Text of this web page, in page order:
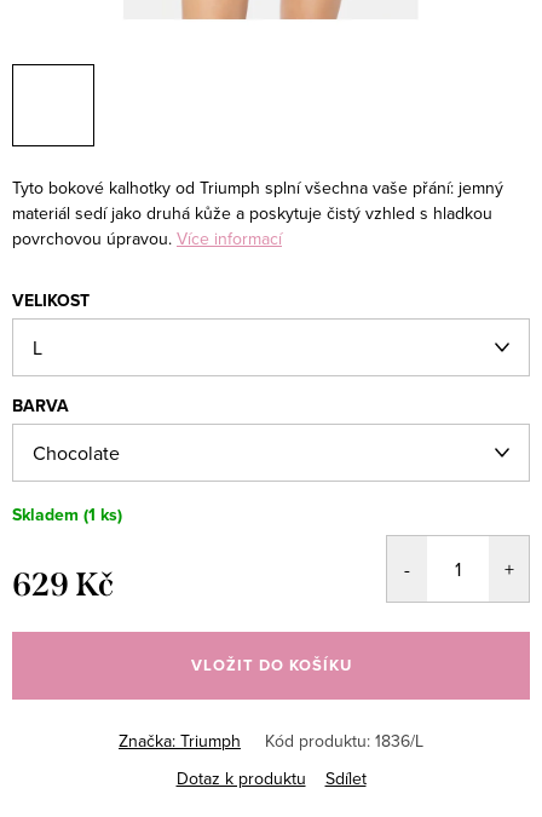
Tyto bokové kalhotky od Triumph splní všechna vaše přání: jemný
materiál sedí jako druhá kůže a poskytuje čistý vzhled s hladkou
povrchovou úpravou. Více informací
VELIKOST
BARVA
Skladem (1 ks)
629 Kč
cena:
VLOŽIT DO KOŠÍKU
Značka: Triumph Kód produktu: 1836/L
Dotaz k produktu
Sdílet